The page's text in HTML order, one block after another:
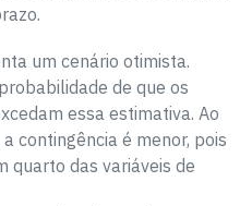
um cenário otimista.
de que os
essa estimativa. Ao
contingência é menor, pois
quarto das variáveis de